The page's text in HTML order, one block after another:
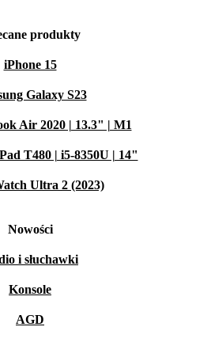
produkty
iPhone 15
Galaxy S23
Air 2020 | 13.3" | M1
T480 | i5-8350U | 14"
Ultra 2 (2023)
Nowości
i słuchawki
Konsole
AGD